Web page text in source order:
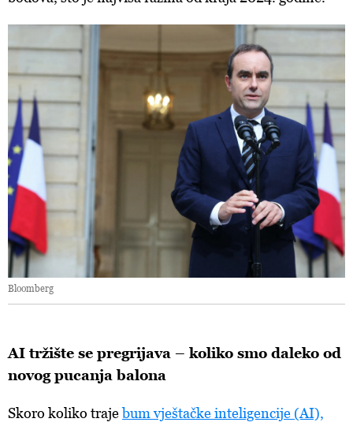
Bloomberg
AI tržište se pregrijava – koliko smo daleko od
novog pucanja balona
Skoro koliko trajebum vještačke inteligencije (AI),